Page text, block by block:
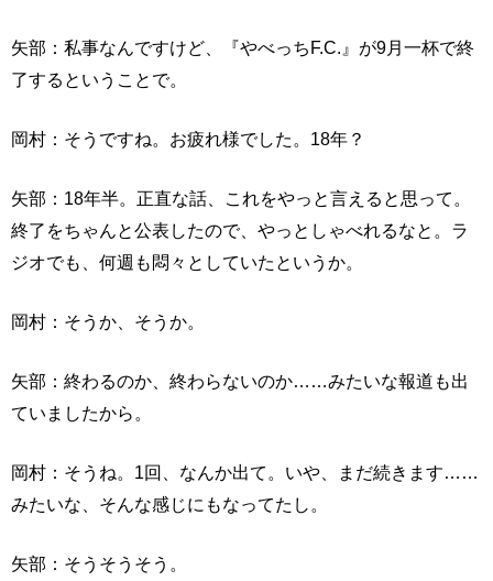
矢部：私事なんですけど、『やべっちF.C.』が9月一杯で終
了するということで。
岡村：そうですね。お疲れ様でした。18年？
矢部：18年半。正直な話、これをやっと言えると思って。
終了をちゃんと公表したので、やっとしゃべれるなと。ラ
ジオでも、何週も悶々としていたというか。
岡村：そうか、そうか。
矢部：終わるのか、終わらないのか……みたいな報道も出
ていましたから。
岡村：そうね。1回、なんか出て。いや、まだ続きます……
みたいな、そんな感じにもなってたし。
矢部：そうそうそう。